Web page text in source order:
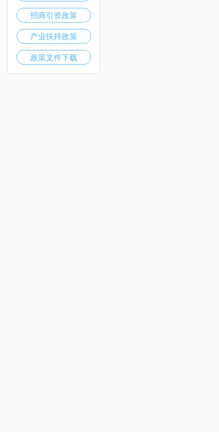
招商引资政策
产业扶持政策
政策文件下载